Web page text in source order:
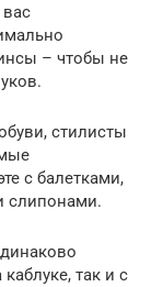
– чтобы не
стилисты
с балетками,
слипонами.
так и с